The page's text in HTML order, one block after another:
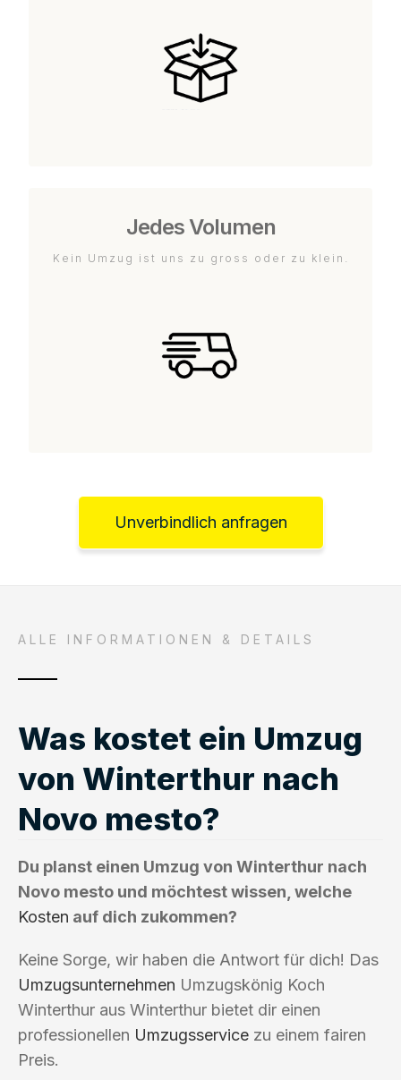
Jedes Volumen
Kein Umzug ist uns zu gross oder zu klein.
Unverbindlich anfragen
ALLE INFORMATIONEN & DETAILS
Was kostet ein Umzug
von Winterthur nach
Novo mesto?
Du planst einen Umzug von Winterthur nach
Novo mesto und möchtest wissen, welche
Kosten auf dich zukommen?
Keine Sorge, wir haben die Antwort für dich! Das
Umzugsunternehmen Umzugskönig Koch
Winterthur aus Winterthur bietet dir einen
professionellen Umzugsservice zu einem fairen
Preis.